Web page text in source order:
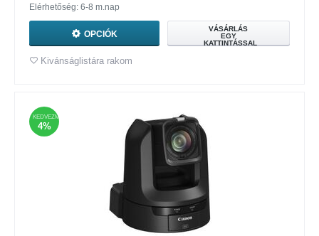
Elérhetőség: 6-8 m.nap
OPCIÓK
VÁSÁRLÁS
EGY
KATTINTÁSSAL
Kivánságlistára rakom
KEDVEZMÉNY
4%